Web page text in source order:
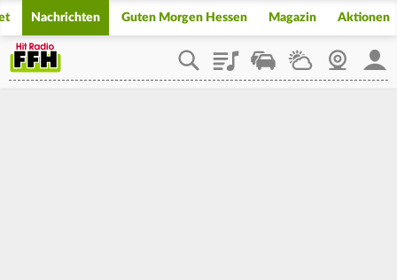
Nachrichten Guten Morgen Hessen Magazin Aktionen
PlaylistStaupilotWetterWebcam